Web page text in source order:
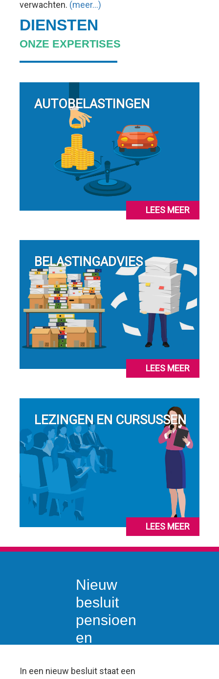
verwachten. (meer…)
DIENSTEN
ONZE EXPERTISES
AUTOBELASTINGEN
LEES MEER
BELASTINGADVIES
LEES MEER
LEZINGEN EN CURSUSSEN
LEES MEER
Nieuw
besluit
pensioen
en
In een nieuw besluit staat een